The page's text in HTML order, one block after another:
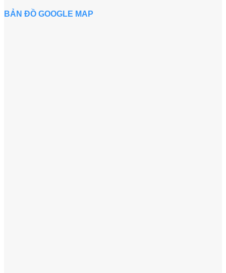
BẢN ĐỒ GOOGLE MAP